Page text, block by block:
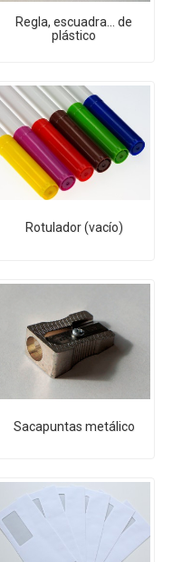
Regla, escuadra... de
plástico
Rotulador (vacío)
Sacapuntas metálico